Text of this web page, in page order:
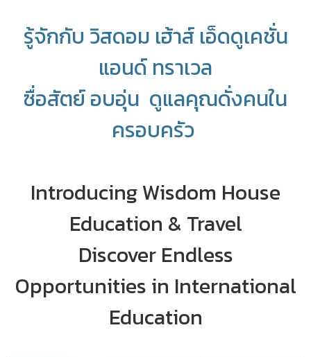
รู้จักกับ วิสดอม เฮ้าส์ เอ็ดดูเคชั่น
แอนด์ ทราเวล
ซื่อสัตย์ อบอุ่น ดูแลคุณดั่งคนใน
ครอบครัว
Introducing Wisdom House
Education & Travel
Discover Endless
Opportunities in International
Education